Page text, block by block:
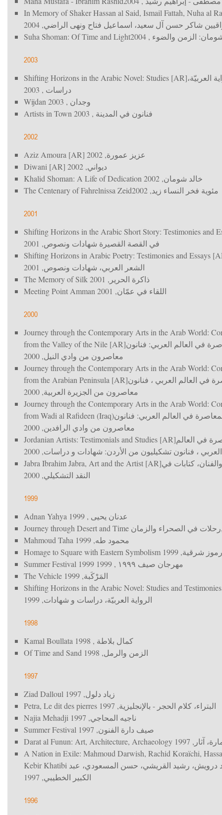
In Memory of Shaker Hassan al Said, Ismail Fattah, Nuha al
شاكر حسن آل سعيد، اسماعيل فتاح ونهى الراضي, 2004
Suha Shoman: Of Time and Light
الزمن والضوء , 2004
2003
Shifting Horizons in the Arabic Novel: Studies [AR]العربيّة،
دراسات , 2003
Wijdan
وجدان , 2003
Artists in Town
فنانون في المدينة , 2003
2002
Aziz Amoura [AR] عزيز عمورة, 2002
Diwani [AR]
ديواني, 2002
Khalid Shoman: A Life of Dedication
خالد شومان, 2002
The Centenary of Fahrelnissa Zeid
مئوية فخر النساء زيد, 2002
2001
Shifting Horizons in the Arabic Short Story: Testimonies and
في القصة القصيرة شهادات ونصوص, 2001
Shifting Horizons in Arabic Poetry: Testimonies and Essays
الشعر العربي، شهادات ونصوص, 2001
The Memory of Silk
ذاكرة الحرير , 2001
Meeting Point Amman
اللقاء في عمّان, 2001
2000
Journey through the Contemporary Arts in the Arab World:
from the Valley of the Nile [AR]في العالم العربي: فنانون
معاصرون من وادي النيل, 2000
Journey through the Contemporary Arts in the Arab World:
from the Arabian Peninsula [AR]في العالم العربي ، فنانون
معاصرون من الجزيرة العربية, 2000
Journey through the Contemporary Arts in the Arab World:
from Wadi al Rafideen (Iraq)في العالم العربي: فنانون
معاصرون من وادي الرافدين, 2000
Jordanian Artists: Testimonials and Studies [AR]في العالم
العربي ، فنانون تشكيليون من الأردن: شهادات و دراسات, 2000
Jabra Ibrahim Jabra, Art and the Artist [AR]كتابات في
النقد التشكيلي, 2000
1999
Adnan Yahya عدنان يحيى , 1999
Journey through Desert and Time رحلات في الصحراء والزمان
Mahmoud Taha
محمود طه, 1999
Homage to Square with Eastern Symbolism
شرقية, 1999
Summer Festival 1999
مهرجان صيف ١٩٩٩
, 1999
The Vehicle
المَرْكَبة, 1999
Shifting Horizons in the Arabic Novel: Studies and
الرواية العربيّة، دراسات و شهادات, 1999
1998
Kamal Boullata كمال بلاطة , 1998
Of Time and Sand
الزمن والرمل, 1998
1997
Ziad Dalloul زياد دلول, 1997
Petra, Le dit des pierres
البتراء، كلام الحجر - بالإنجليزية, 1997
Najia Mehadji
ناجيه المحاجي, 1997
Summer Festival
صيف دارة الفنون, 1997
Darat al Funun: Art, Architecture, Archaeology
آثار , 1997
A Nation in Exile: Mahmoud Darwish, Rachid Koraïchi,
Kebir Khatibi درويش، رشيد القريشي، حسن المسعودي، عبد
الكبير الخطيبي, 1997
1996